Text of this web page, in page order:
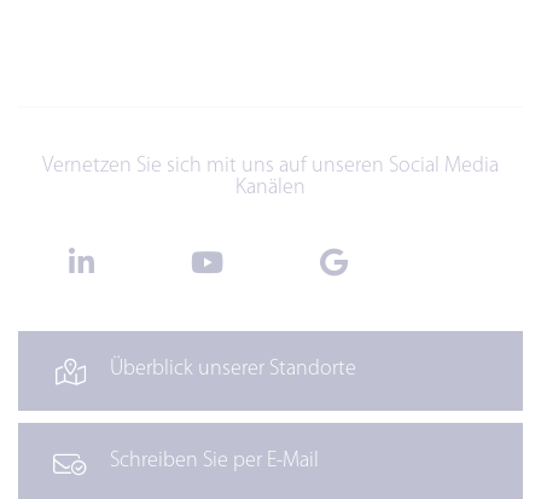
Vernetzen Sie sich mit uns auf unseren Social Media
Kanälen
Überblick unserer Standorte
Schreiben Sie per E-Mail